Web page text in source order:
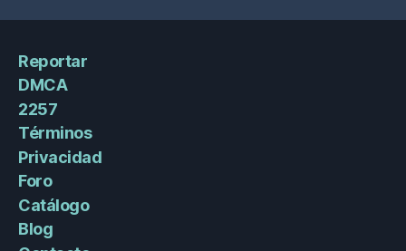
Reportar
DMCA
2257
Términos
Privacidad
Foro
Catálogo
Blog